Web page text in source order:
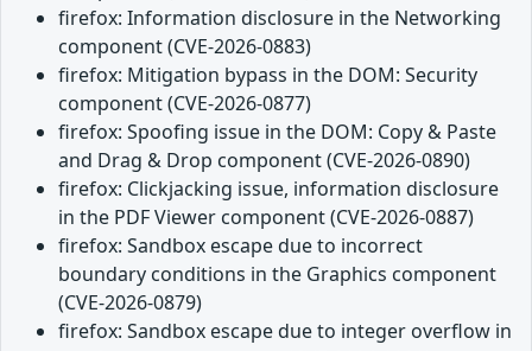
firefox: Information disclosure in the Networking
component (CVE-2026-0883)
firefox: Mitigation bypass in the DOM: Security
component (CVE-2026-0877)
firefox: Spoofing issue in the DOM: Copy & Paste
and Drag & Drop component (CVE-2026-0890)
firefox: Clickjacking issue, information disclosure
in the PDF Viewer component (CVE-2026-0887)
firefox: Sandbox escape due to incorrect
boundary conditions in the Graphics component
(CVE-2026-0879)
firefox: Sandbox escape due to integer overflow in